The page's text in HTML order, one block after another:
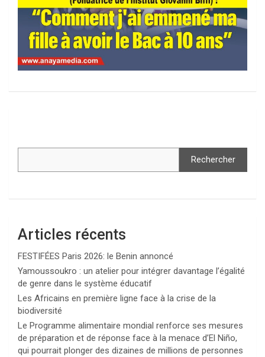
Rechercher
Articles récents
FESTIFÉES Paris 2026: le Benin annoncé
Yamoussoukro : un atelier pour intégrer davantage l’égalité
de genre dans le système éducatif
Les Africains en première ligne face à la crise de la
biodiversité
Le Programme alimentaire mondial renforce ses mesures
de préparation et de réponse face à la menace d’El Niño,
qui pourrait plonger des dizaines de millions de personnes